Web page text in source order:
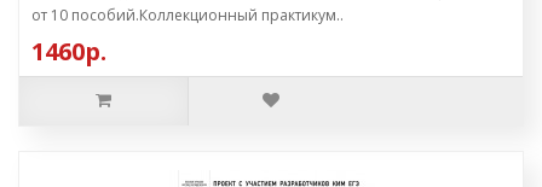
от 10 пособий.Коллекционный практикум..
1460р.